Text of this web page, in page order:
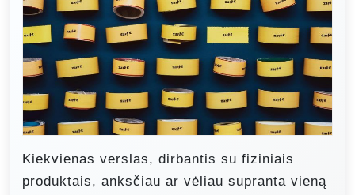
Kiekvienas verslas, dirbantis su fiziniais
produktais, anksčiau ar vėliau supranta vieną